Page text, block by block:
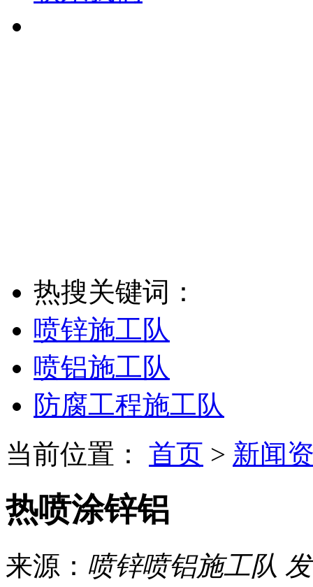
热搜关键词：
喷锌施工队
喷铝施工队
防腐工程施工队
当前位置： 首页 > 新闻
热喷涂锌铝
来源： 喷锌喷铝施工队